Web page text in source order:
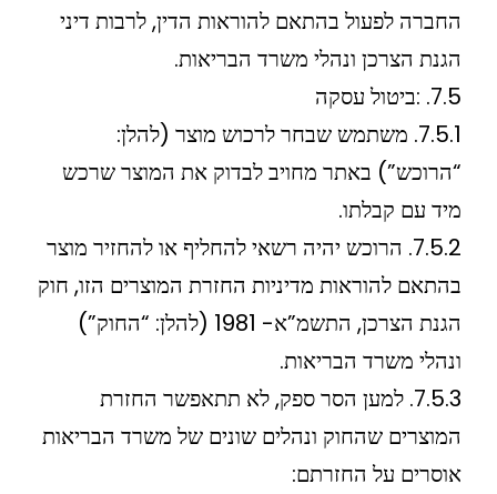
החברה לפעול בהתאם להוראות הדין, לרבות דיני
הגנת הצרכן ונהלי משרד הבריאות.
7.5. :ביטול עסקה
7.5.1. משתמש שבחר לרכוש מוצר (להלן:
“הרוכש”) באתר מחויב לבדוק את המוצר שרכש
מיד עם קבלתו.
7.5.2. הרוכש יהיה רשאי להחליף או להחזיר מוצר
בהתאם להוראות מדיניות החזרת המוצרים הזו, חוק
הגנת הצרכן, התשמ”א- 1981 (להלן: “החוק”)
ונהלי משרד הבריאות.
7.5.3. למען הסר ספק, לא תתאפשר החזרת
המוצרים שהחוק ונהלים שונים של משרד הבריאות
אוסרים על החזרתם: